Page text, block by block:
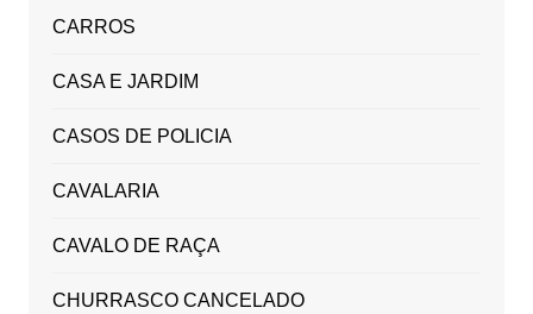
CARROS
CASA E JARDIM
CASOS DE POLICIA
CAVALARIA
CAVALO DE RAÇA
CHURRASCO CANCELADO